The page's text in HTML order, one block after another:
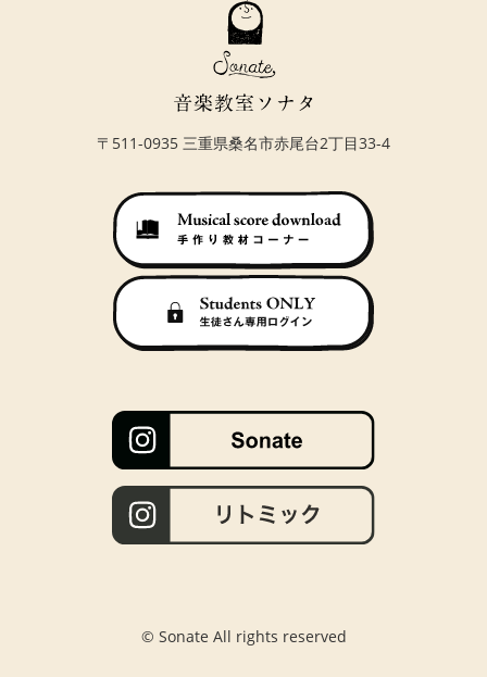
〒511-0935 三重県桑名市赤尾台2丁目33-4
© Sonate All rights reserved